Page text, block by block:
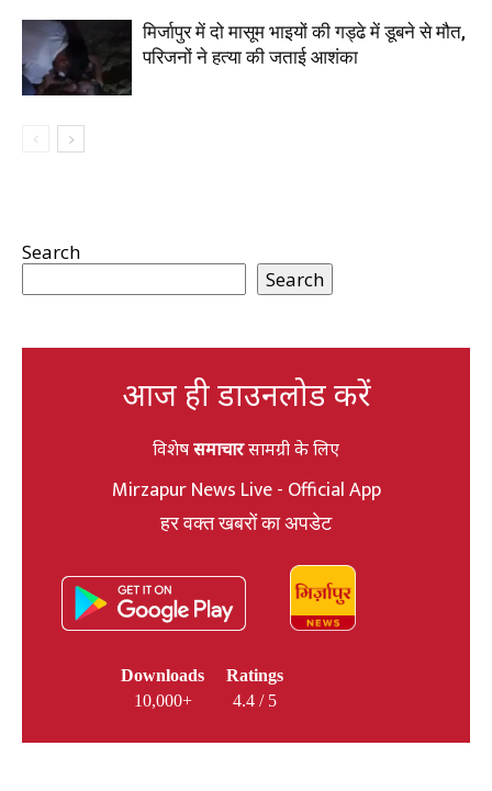
मिर्जापुर में दो मासूम भाइयों की गड्ढे में डूबने से मौत,
परिजनों ने हत्या की जताई आशंका
Search
Search
आज ही डाउनलोड करें
विशेषसमाचारसामग्री के लिए
Mirzapur News Live - Official App
हर वक्त खबरों का अपडेट
Downloads
10,000+
Ratings
4.4 / 5